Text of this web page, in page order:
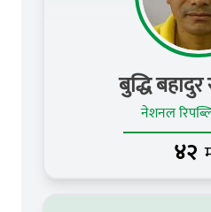
बुद्धि
नेशनल
४२